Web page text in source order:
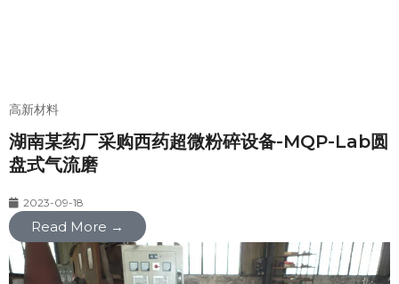
高新材料
湖南某药厂采购西药超微粉碎设备-MQP-Lab圆
盘式气流磨
2023-09-18
Read More →